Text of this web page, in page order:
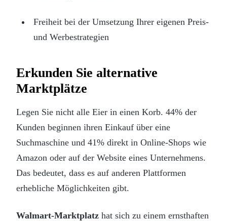
Freiheit bei der Umsetzung Ihrer eigenen Preis-
und Werbestrategien
Erkunden Sie alternative
Marktplätze
Legen Sie nicht alle Eier in einen Korb. 44% der
Kunden beginnen ihren Einkauf über eine
Suchmaschine und 41% direkt in Online-Shops wie
Amazon oder auf der Website eines Unternehmens.
Das bedeutet, dass es auf anderen Plattformen
erhebliche Möglichkeiten gibt.
Walmart-Marktplatz hat sich zu einem ernsthaften